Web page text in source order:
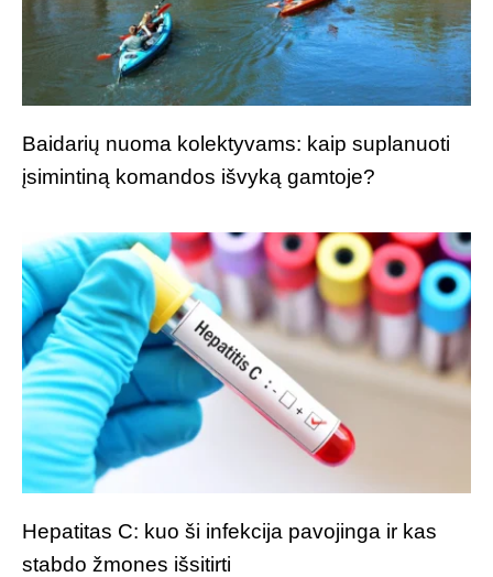
Baidarių nuoma kolektyvams: kaip suplanuoti
įsimintiną komandos išvyką gamtoje?
Hepatitas C: kuo ši infekcija pavojinga ir kas
stabdo žmones išsitirti